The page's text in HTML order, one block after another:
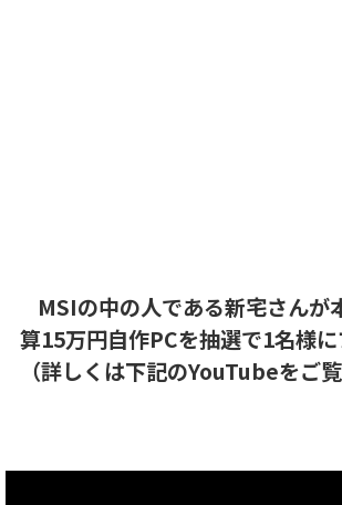
MSIの中の人である新宅さんが
算15万円自作PCを抽選で1名様に
（詳しくは下記のYouTubeをご